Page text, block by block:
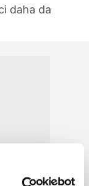
daha da